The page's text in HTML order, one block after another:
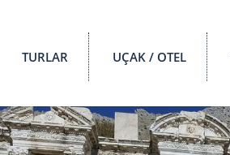
TURLAR UÇAK / OTEL